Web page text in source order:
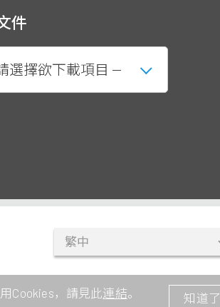
件
關於華新麗華
公司介紹
企業永續
企業永續概觀
知道了
Cookies，請見此連結。